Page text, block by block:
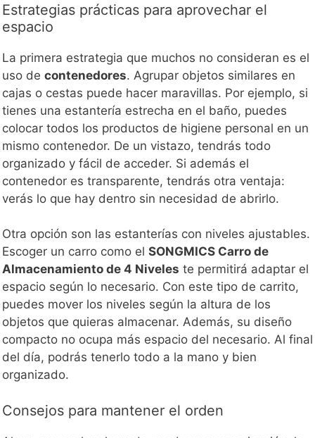
Estrategias prácticas para aprovechar el
espacio
La primera estrategia que muchos no consideran es el
uso de contenedores. Agrupar objetos similares en
cajas o cestas puede hacer maravillas. Por ejemplo, si
tienes una estantería estrecha en el baño, puedes
colocar todos los productos de higiene personal en un
mismo contenedor. De un vistazo, tendrás todo
organizado y fácil de acceder. Si además el
contenedor es transparente, tendrás otra ventaja:
verás lo que hay dentro sin necesidad de abrirlo.
Otra opción son las estanterías con niveles ajustables.
Escoger un carro como el SONGMICS Carro de
Almacenamiento de 4 Niveles te permitirá adaptar el
espacio según lo necesario. Con este tipo de carrito,
puedes mover los niveles según la altura de los
objetos que quieras almacenar. Además, su diseño
compacto no ocupa más espacio del necesario. Al final
del día, podrás tenerlo todo a la mano y bien
organizado.
Consejos para mantener el orden